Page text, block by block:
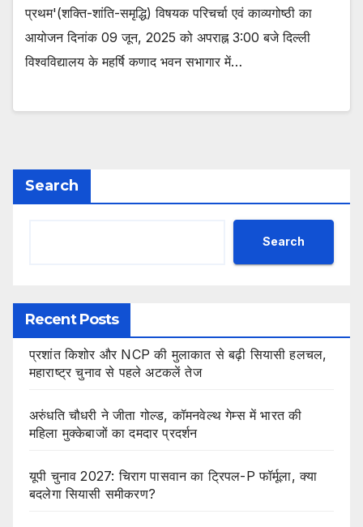
प्रथम'(शक्ति-शांति-समृद्धि) विषयक परिचर्चा एवं काव्यगोष्ठी का
आयोजन दिनांक 09 जून, 2025 को अपराह्न 3:00 बजे दिल्ली
विश्वविद्यालय के महर्षि कणाद भवन सभागार में…
Search
Search
Recent Posts
प्रशांत किशोर और NCP की मुलाकात से बढ़ी सियासी हलचल,
महाराष्ट्र चुनाव से पहले अटकलें तेज
अरुंधति चौधरी ने जीता गोल्ड, कॉमनवेल्थ गेम्स में भारत की
महिला मुक्केबाजों का दमदार प्रदर्शन
यूपी चुनाव 2027: चिराग पासवान का ट्रिपल-P फॉर्मूला, क्या
बदलेगा सियासी समीकरण?